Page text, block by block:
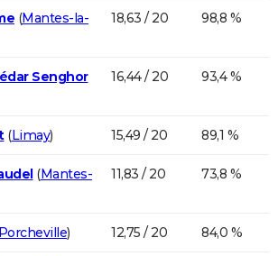
(Mantes-la-
18,63 / 20 98,8 %
Senghor
16,44 / 20 93,4 %
(Limay) 15,49 / 20 89,1 %
(Mantes-
11,83 / 20 73,8 %
) 12,75 / 20 84,0 %